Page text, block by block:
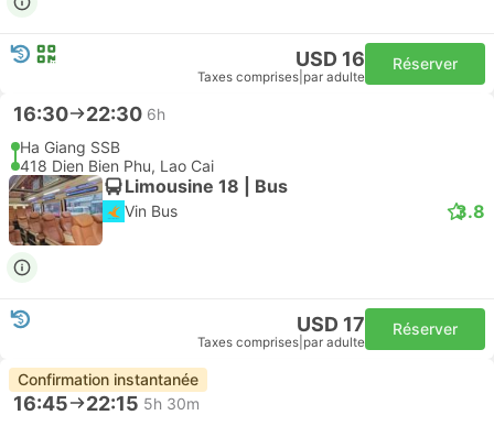
USD 16
Taxes comprises par adulte
Réserver
16:30 22:30 6h
Ha Giang SSB
418 Dien Bien Phu, Lao Cai
Limousine 18 | Bus
Vin Bus 3.8
USD 17
Taxes comprises par adulte
Réserver
Confirmation instantanée
16:45 22:15 5h 30m